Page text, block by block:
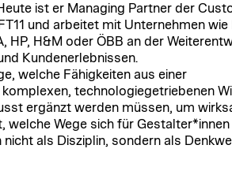
ist er Managing Partner der
und arbeitet mit Unternehmen wie
HP, H&M oder ÖBB an der
Kundenerlebnissen.
welche Fähigkeiten aus einer
komplexen, technologiegetriebenen
ergänzt werden müssen, um
welche Wege sich für Gestalter*innen
als Disziplin, sondern als